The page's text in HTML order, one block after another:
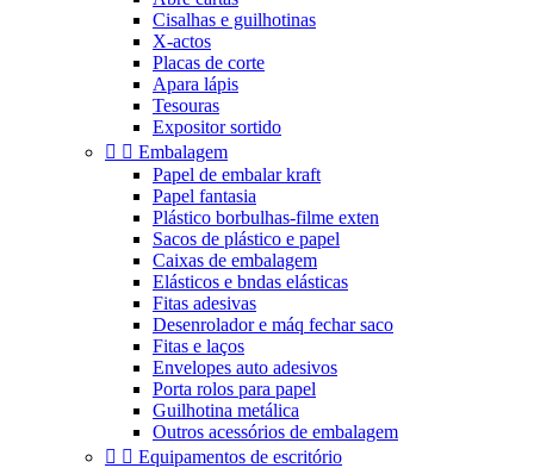
Cisalhas e guilhotinas
X-actos
Placas de corte
Apara lápis
Tesouras
Expositor sortido
  Embalagem
Papel de embalar kraft
Papel fantasia
Plástico borbulhas-filme exten
Sacos de plástico e papel
Caixas de embalagem
Elásticos e bndas elásticas
Fitas adesivas
Desenrolador e máq fechar saco
Fitas e laços
Envelopes auto adesivos
Porta rolos para papel
Guilhotina metálica
Outros acessórios de embalagem
  Equipamentos de escritório